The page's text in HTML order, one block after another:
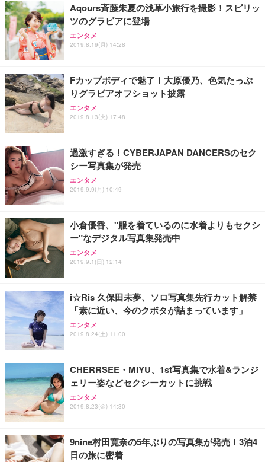
Aqours斉藤朱夏の浅草小旅行を撮影！スピリッ
ツのグラビアに登場
エンタメ
2019.8.19(月) 14:28
Fカップボディで魅了！大原優乃、色気たっぷ
りグラビアオフショット披露
エンタメ
2019.8.13(火) 17:48
過激すぎる！CYBERJAPAN DANCERSのセク
シー写真集が発売
エンタメ
2019.9.9(月) 10:49
小倉優香、"服を着ているのに水着よりもセクシ
ー"なデジタル写真集発売中
エンタメ
2019.9.1(日) 12:14
i☆Ris 久保田未夢、ソロ写真集先行カット解禁
「素に近い、今のクボタが詰まっています」
エンタメ
2019.8.24(土) 11:00
CHERRSEE・MIYU、1st写真集で水着&ランジ
ェリー姿などセクシーカットに挑戦
エンタメ
2019.8.23(金) 14:30
9nine村田寛奈の5年ぶりの写真集が発売！3泊4
日の旅に密着